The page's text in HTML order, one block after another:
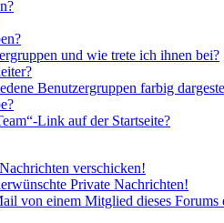
und wie trete ich ihnen bei?
Benutzergruppen farbig
Link auf der Startseite?
verschicken!
Private Nachrichten!
von einem Mitglied dieses Forums